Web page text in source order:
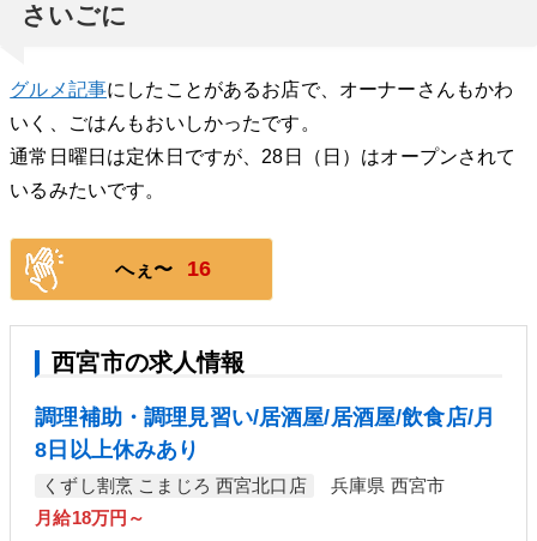
さいごに
グルメ記事にしたことがあるお店で、オーナーさんもかわ
いく、ごはんもおいしかったです。
通常日曜日は定休日ですが、28日（日）はオープンされて
いるみたいです。
へぇ〜 16
西宮市の求人情報
調理補助・調理見習い/居酒屋/居酒屋/飲食店/月
8日以上休みあり
くずし割烹 こまじろ 西宮北口店
兵庫県 西宮市
月給18万円～